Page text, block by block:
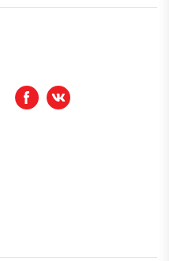
FacebookвКонтакте